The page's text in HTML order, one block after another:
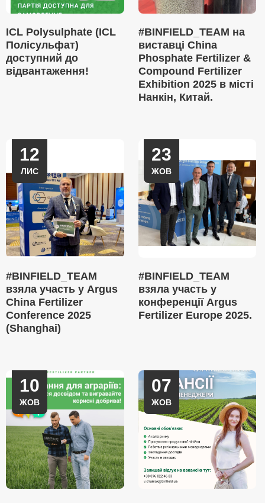
ICL Polysulphate (ICL
Полісульфат)
доступний до
відвантаження!
#BINFIELD_TEAM на
виставці China
Phosphate Fertilizer &
Compound Fertilizer
Exhibition 2025 в місті
Нанкін, Китай.
12
ЛИС
#BINFIELD_TEAM
взяла участь у Argus
China Fertilizer
Conference 2025
(Shanghai)
23
ЖОВ
#BINFIELD_TEAM
взяла участь у
конференції Argus
Fertilizer Europe 2025.
10
ЖОВ
07
ЖОВ